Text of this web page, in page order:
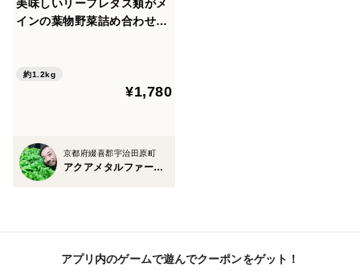
美味しいリーフレタス類がメ
インの葉物野菜詰め合わせ
約1.2kg
¥1,780
京都府綴喜郡宇治田原町
アクアメタルファーム ゆらレタ
アプリ内のゲームで遊んでクーポンをゲット！